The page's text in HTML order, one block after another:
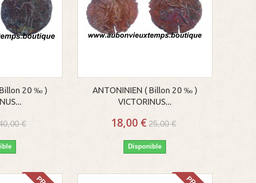
20 ‰ )
€
ANTONINIEN ( Billon 20 ‰ )
VICTORINUS...
18,00 € 25,00 €
Disponible